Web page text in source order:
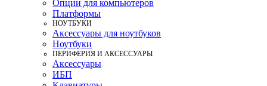
Опции для компьютеров
Платформы
НОУТБУКИ
Аксессуары для ноутбуков
Ноутбуки
ПЕРИФЕРИЯ И АКСЕССУАРЫ
Аксессуары
ИБП